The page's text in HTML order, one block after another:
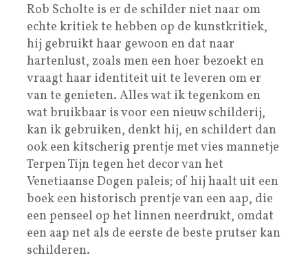
Rob Scholte is er de schilder niet naar om
echte kritiek te hebben op de kunstkritiek,
hij gebruikt haar gewoon en dat naar
hartenlust, zoals men een hoer bezoekt en
vraagt haar identiteit uit te leveren om er
van te genieten. Alles wat ik tegenkom en
wat bruikbaar is voor een nieuw schilderij,
kan ik gebruiken, denkt hij, en schildert dan
ook een kitscherig prentje met vies mannetje
Terpen Tijn tegen het decor van het
Venetiaanse Dogen paleis; of hij haalt uit een
boek een historisch prentje van een aap, die
een penseel op het linnen neerdrukt, omdat
een aap net als de eerste de beste prutser kan
schilderen.